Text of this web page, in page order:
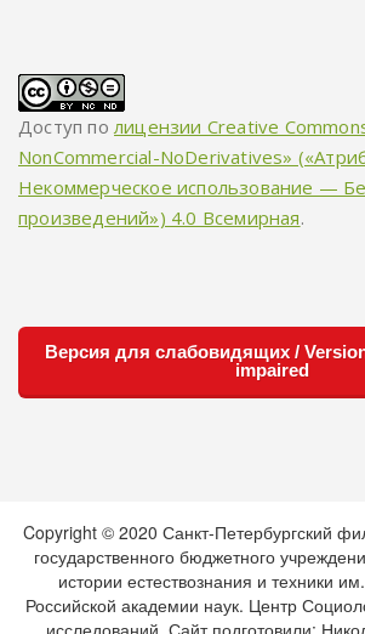
Доступ полицензии Creative
NonCommercial-NoDerivatives»
Некоммерческое использование —
произведений») 4.0 Всемирная.
Версия для слабовидящих /
impaired
Copyright © 2020 Санкт-Петербургский
государственного бюджетного
истории естествознания и техники
Российской академии наук. Центр